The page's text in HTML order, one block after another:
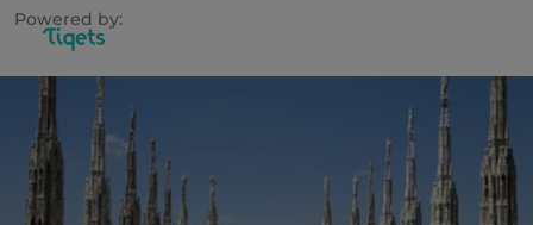
Powered by: